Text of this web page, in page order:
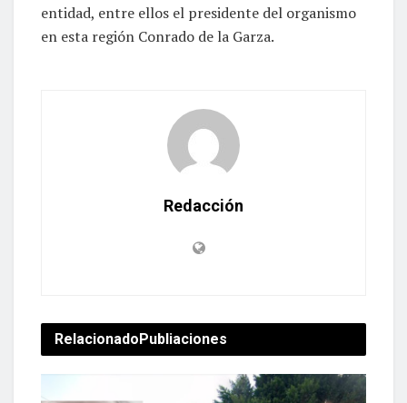
entidad, entre ellos el presidente del organismo
en esta región Conrado de la Garza.
Redacción
RelacionadoPubliaciones